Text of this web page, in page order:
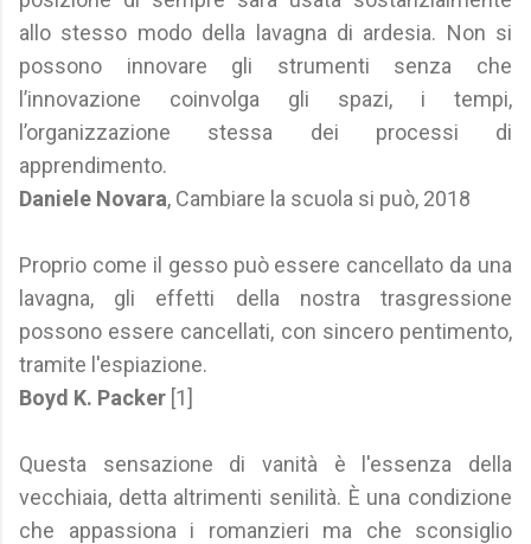
allo stesso modo della lavagna di ardesia. Non si
possono innovare gli strumenti senza che
l’innovazione coinvolga gli spazi, i tempi,
l’organizzazione stessa dei processi di
apprendimento.
Daniele Novara, Cambiare la scuola si può, 2018
Proprio come il gesso può essere cancellato da una
lavagna, gli effetti della nostra trasgressione
possono essere cancellati, con sincero pentimento,
tramite l'espiazione.
Boyd K. Packer [1]
Questa sensazione di vanità è l'essenza della
vecchiaia, detta altrimenti senilità. È una condizione
che appassiona i romanzieri ma che sconsiglio